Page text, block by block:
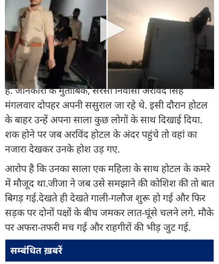
महिला के साथ रंगे हाथों पकड़ लिया.इसके बाद जो हुआ,
उसने पूरे इलाके में सनसनी फैला दी.
और पढ़ें
मामला इरादतनगर थाना क्षेत्र के कुर्रा मोड़ स्थित एक होटल का
है. जानकारी के मुताबिक, सरसा निवासी अरविंद सिंह
मंगलवार दोपहर अपनी ससुराल जा रहे थे. इसी दौरान होटल
के बाहर उन्हें अपना साला कुछ लोगों के साथ दिखाई दिया.
शक होने पर जब अरविंद होटल के अंदर पहुंचे तो वहां का
नजारा देखकर उनके होश उड़ गए.
आरोप है कि उनका साला एक महिला के साथ होटल के कमरे
में मौजूद था.जीजा ने जब उसे समझाने की कोशिश की तो बात
बिगड़ गई.देखते ही देखते गाली-गलौज शुरू हो गई और फिर
सड़क पर दोनों पक्षों के बीच जमकर लात-घूंसे चलने लगे. मौके
पर अफरा-तफरी मच गई और राहगीरों की भीड़ जुट गई.
सम्बंधित ख़बरें